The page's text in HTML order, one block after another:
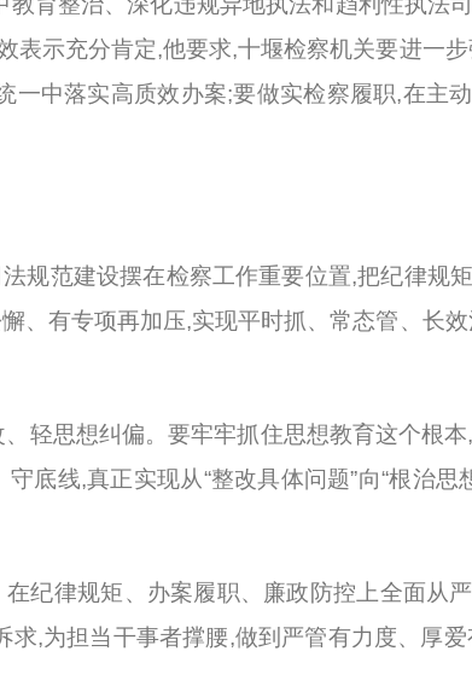
示充分肯定,他要求,十堰检察机关要进一
中落实高质效办案;要做实检察履职,在主
规范建设摆在检察工作重要位置,把纪律规
、有专项再加压,实现平时抓、常态管、长效
轻思想纠偏。要牢牢抓住思想教育这个根
底线,真正实现从“整改具体问题”向“根治思
纪律规矩、办案履职、廉政防控上全面从严
,为担当干事者撑腰,做到严管有力度、厚